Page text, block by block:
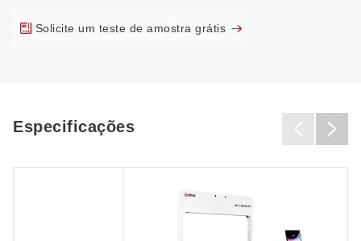
Solicite um teste de amostra grátis
Especificações